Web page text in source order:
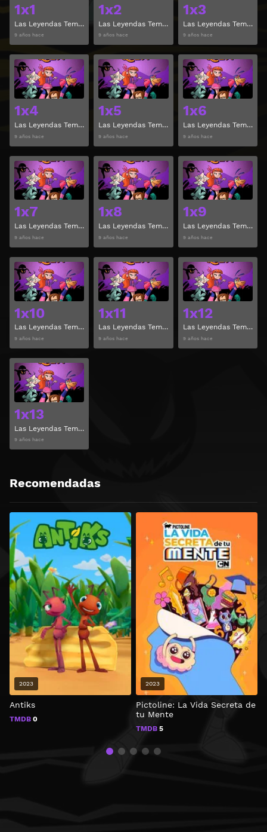
1x1
Las Leyendas Temporada 1 Capitulo 1
9 años hace
1x2
Las Leyendas Temporada 1 Capitulo 2
9 años hace
1x3
Las Leyendas Temporada 1 Capitulo 3
9 años hace
1x4
Las Leyendas Temporada 1 Capitulo 4
9 años hace
Ver
1x5
Las Leyendas Temporada 1 Capitulo 5
9 años hace
Ver
1x6
Las Leyendas Temporada 1 Capitulo 6
9 años hace
1x7
Las Leyendas Temporada 1 Capitulo 7
9 años hace
Ver
1x8
Las Leyendas Temporada 1 Capitulo 8
9 años hace
Ver
1x9
Las Leyendas Temporada 1 Capitulo 9
9 años hace
1x10
Las Leyendas Temporada 1 Capitulo 10
9 años hace
Ver
1x11
Las Leyendas Temporada 1 Capitulo 11
9 años hace
Ver
1x12
Las Leyendas Temporada 1 Capitulo 12
9 años hace
1x13
Las Leyendas Temporada 1 Capitulo 13
9 años hace
Recomendadas
Antiks
TMDB 0
2023
Pictoline: La Vida Secreta de
tu Mente
TMDB 5
2023